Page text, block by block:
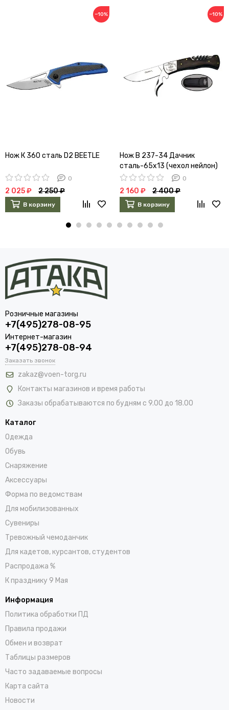
−10%
Нож К 360 сталь D2 BEETLE
0
2 025 ₽ 2 250 ₽
В корзину
−10%
Нож В 237-34 Дачник
сталь-65х13 (чехол нейлон)
0
2 160 ₽ 2 400 ₽
В корзину
Розничные магазины
+7(495)278-08-95
Интернет-магазин
+7(495)278-08-94
Заказать звонок
zakaz@voen-torg.ru
Контакты магазинов и время работы
Заказы обрабатываются по будням с 9.00 до 18.00
Каталог
Одежда
Обувь
Снаряжение
Аксессуары
Форма по ведомствам
Для мобилизованных
Сувениры
Тревожный чемоданчик
Для кадетов, курсантов, студентов
Распродажа %
К празднику 9 Мая
Информация
Политика обработки ПД
Правила продажи
Обмен и возврат
Таблицы размеров
Часто задаваемые вопросы
Карта сайта
Новости